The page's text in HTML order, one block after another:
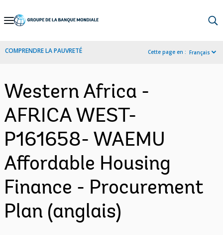
Skip
Navigation
COMPRENDRE LA PAUVRETÉ Cette page en : Français
Western Africa -
AFRICA WEST-
P161658- WAEMU
Affordable Housing
Finance - Procurement
Plan (anglais)